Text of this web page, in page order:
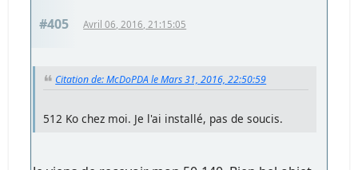
#405 Avril 06, 2016, 21:15:05
Citation de: McDoPDA le Mars 31, 2016, 22:50:59
512 Ko chez moi. Je l'ai installé, pas de soucis.